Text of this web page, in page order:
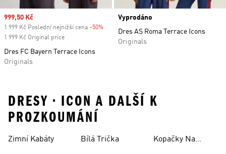
Sale price
999,50 Kč
1 999 Kč Poslední nejnižší cena -50% Discount
1 999 Kč Original price
Dres FC Bayern Terrace Icons
Originals
Vyprodáno
Dres AS Roma Terrace Icons
Originals
DRESY • ICON A DALŠÍ K
PROZKOUMÁNÍ
Zimní Kabáty Bílá Trička
Kopačky Na